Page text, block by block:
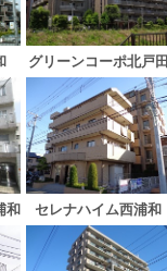
グリーンコーポ北戸田
和 セレナハイム西浦和